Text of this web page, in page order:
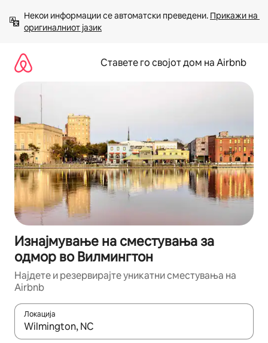
содржина
Некои информации се автоматски преведени. Прикажи на
оригиналниот јазик
Ставете го својот дом на Airbnb
Изнајмување на сместувања за
одмор во Вилмингтон
Најдете и резервирајте уникатни сместувања на
Airbnb
Локација
Кога резултатите се достапни, движете се со копчињата